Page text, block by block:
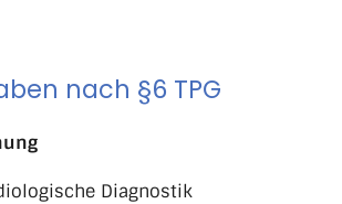
nach §6 TPG
Diagnostik